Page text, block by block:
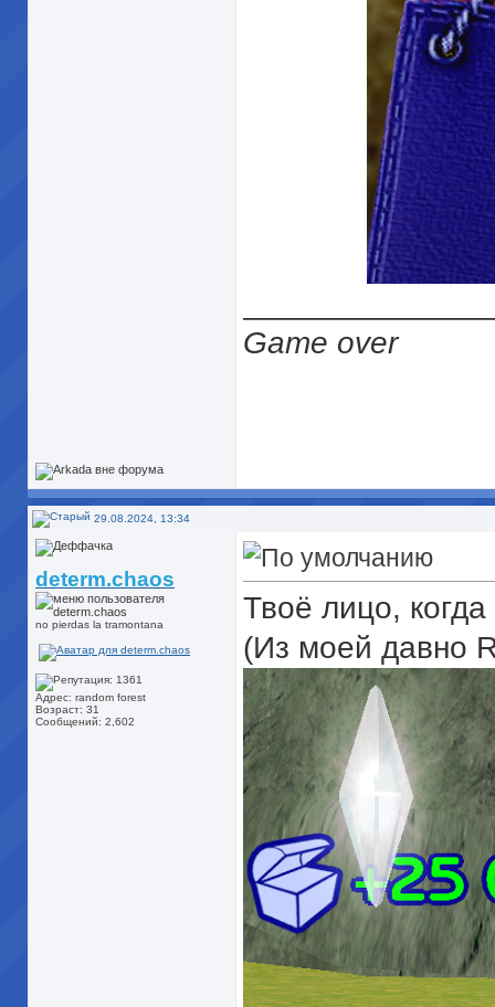
Game over
29.08.2024, 13:34
determ.chaos
no pierdas la tramontana
Адрес: random forest
Возраст: 31
Сообщений: 2,602
Твоё лицо,
(Из моей давно